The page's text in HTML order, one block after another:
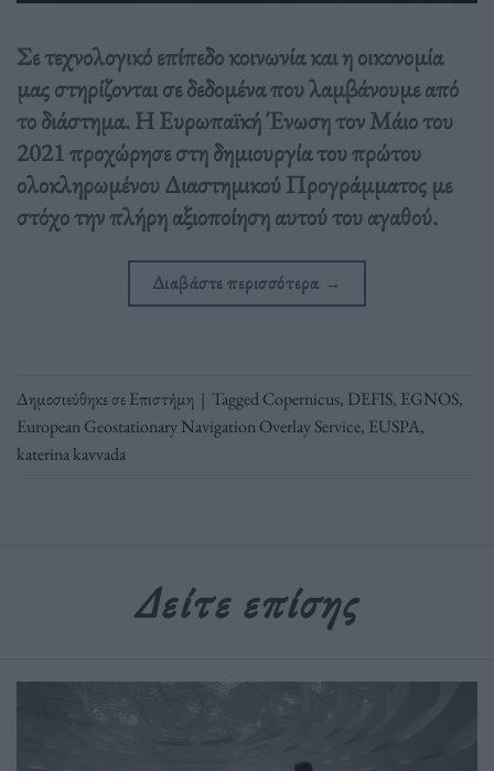
Σε τεχνολογικό επίπεδο κοινωνία και η οικονομία
μας στηρίζονται σε δεδομένα που λαμβάνουμε από
το διάστημα. Η Ευρωπαϊκή Ένωση τον Μάιο του
2021 προχώρησε στη δημιουργία του πρώτου
ολοκληρωμένου Διαστημικού Προγράμματος με
στόχο την πλήρη αξιοποίηση αυτού του αγαθού.
Διαβάστε περισσότερα →
Δημοσιεύθηκε σεΕπιστήμη | TaggedCopernicus, DEFIS, EGNOS,
European Geostationary Navigation Overlay Service, EUSPA,
katerina kavvada
Δείτε επίσης